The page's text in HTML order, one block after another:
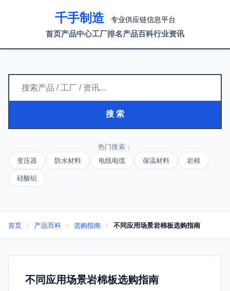
千手制造 专业供应链信息平台
首页产品中心工厂排名产品百科行业资讯
搜 索
热门搜索：
变压器
防水材料 电线电缆 保温材料 岩棉
硅酸铝
首页 > 产品百科 > 选购指南 > 不同应用场景岩棉板选购指南
不同应用场景岩棉板选购指南